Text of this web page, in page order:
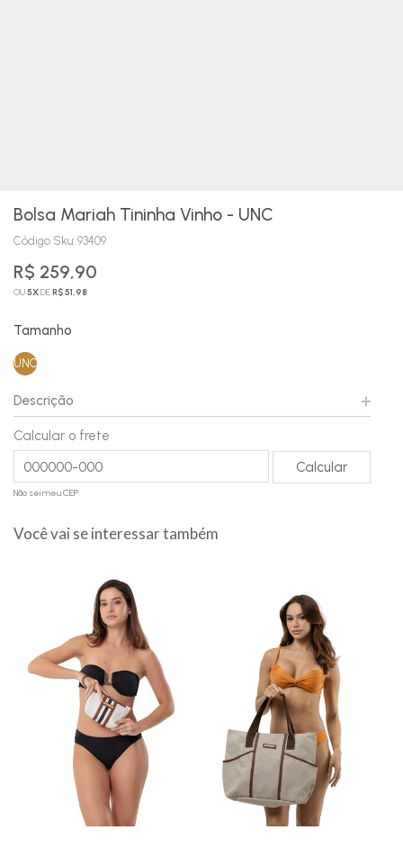
Bolsa Mariah Tininha Vinho - UNC
Código Sku: 93409
R$ 259,90
OU5XDER$ 51,98
Tamanho
UNC
Descrição
Calcular o frete
Não sei meu CEP
Você vai se interessar também